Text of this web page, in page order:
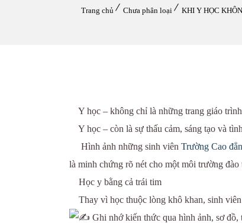
Trang chủ Chưa phân loại KHI Y HỌC
Y học – không chỉ là những trang giáo
Y học – còn là sự thấu cảm, sáng tạo và
Hình ảnh những sinh viên Trường Cao
là minh chứng rõ nét cho một môi trường
Học y bằng cả trái tim
Thay vì học thuộc lòng khô khan, sinh
Ghi nhớ kiến thức qua hình ảnh, sơ đồ,